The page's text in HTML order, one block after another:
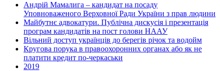
Андрій Мамалига – кандидат на посаду
Уповноваженого Верховної Ради України з прав людини
Майбутнє адвокатури. Публічна дискусія і презентація
програм кандидатів на пост голови НААУ
Вільний доступ українців до берегів річок та водойм
Кругова порука в правоохоронних органах або як не
платити кредит по-черкаськи
2019